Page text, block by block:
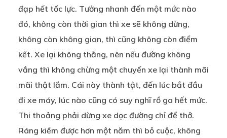
đạp hết tốc lực. Tưởng nhanh đến một mức nào
đó, không còn thời gian thì xe sẽ không dừng,
không còn không gian, thì cũng không còn điểm
kết. Xe lại không thắng, nên nếu đường không
vắng thì không chừng một chuyến xe lại thành mãi
mãi thật lắm. Cái này thành tật, đến lúc bắt đầu
đi xe máy, lúc nào cũng có suy nghĩ rồ ga hết mức.
Thi thoảng phải dừng xe dọc đường chỉ để thở.
Ráng kiềm được hơn một năm thì bỏ cuộc, không